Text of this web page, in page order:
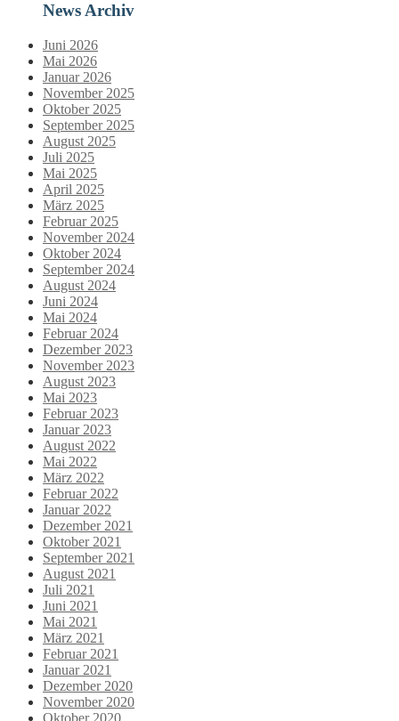
News Archiv
Juni 2026
Mai 2026
Januar 2026
November 2025
Oktober 2025
September 2025
August 2025
Juli 2025
Mai 2025
April 2025
März 2025
Februar 2025
November 2024
Oktober 2024
September 2024
August 2024
Juni 2024
Mai 2024
Februar 2024
Dezember 2023
November 2023
August 2023
Mai 2023
Februar 2023
Januar 2023
August 2022
Mai 2022
März 2022
Februar 2022
Januar 2022
Dezember 2021
Oktober 2021
September 2021
August 2021
Juli 2021
Juni 2021
Mai 2021
März 2021
Februar 2021
Januar 2021
Dezember 2020
November 2020
Oktober 2020